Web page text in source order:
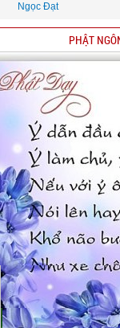
Ngọc Đạt
PHẬT